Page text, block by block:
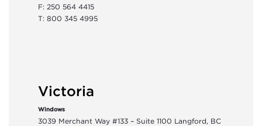
F: 250 564 4415
T: 800 345 4995
Victoria
Windows
3039 Merchant Way #133 – Suite 1100 Langford, BC